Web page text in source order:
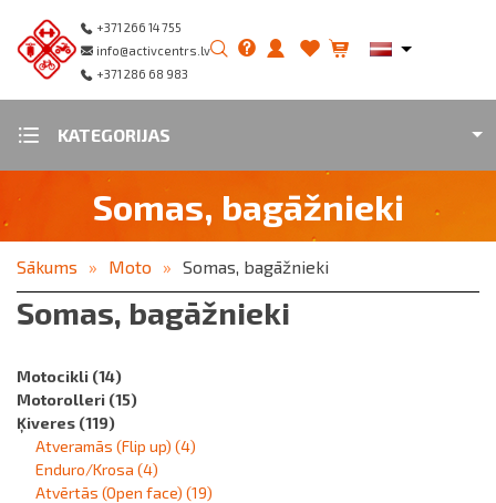
+371 266 14 755
info@activcentrs.lv
+371 286 68 983
KATEGORIJAS
Somas, bagāžnieki
Sākums Moto Somas, bagāžnieki
Somas, bagāžnieki
Motocikli (14)
Motorolleri (15)
Ķiveres (119)
Atveramās (Flip up) (4)
Enduro/Krosa (4)
Atvērtās (Open face) (19)